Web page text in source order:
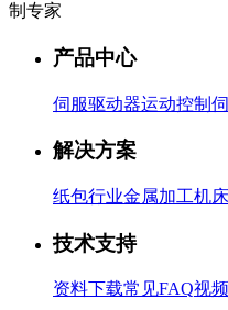
制专家
产品中心
伺服驱动器运动控制
解决方案
纸包行业金属加工机
技术支持
资料下载常见FAQ视频